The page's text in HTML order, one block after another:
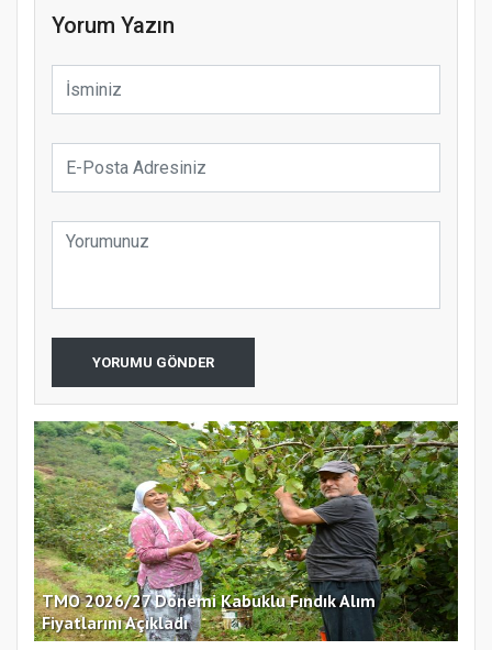
Yorum Yazın
YORUMU GÖNDER
TMO 2026/27 Dönemi Kabuklu Fındık Alım
Fiyatlarını Açıkladı